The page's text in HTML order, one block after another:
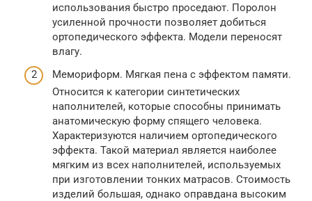
использования быстро проседают. Поролон
усиленной прочности позволяет добиться
ортопедического эффекта. Модели переносят
влагу.
Мемориформ. Мягкая пена с эффектом памяти.
Относится к категории синтетических
наполнителей, которые способны принимать
анатомическую форму спящего человека.
Характеризуются наличием ортопедического
эффекта. Такой материал является наиболее
мягким из всех наполнителей, используемых
при изготовлении тонких матрасов. Стоимость
изделий большая, однако оправдана высоким